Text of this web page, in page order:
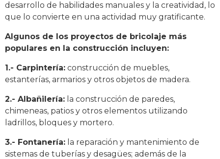
desarrollo de habilidades manuales y la creatividad, lo
que lo convierte en una actividad muy gratificante.
Algunos de los proyectos de bricolaje más
populares en la construcción incluyen:
1.- Carpintería: construcción de muebles,
estanterías, armarios y otros objetos de madera.
2.- Albañilería: la construcción de paredes,
chimeneas, patios y otros elementos utilizando
ladrillos, bloques y mortero.
3.- Fontanería: la reparación y mantenimiento de
sistemas de tuberías y desagües; además de la